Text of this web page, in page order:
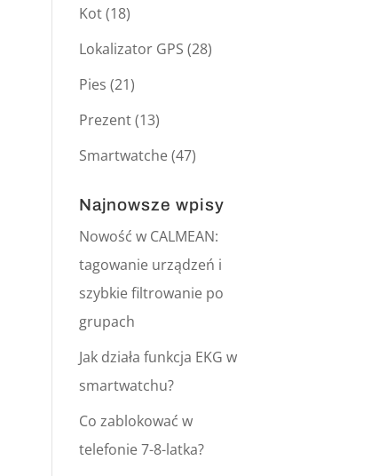
Kot(18)
Lokalizator GPS (28)
Pies (21)
Prezent(13)
Smartwatche(47)
Najnowsze wpisy
Nowość w CALMEAN:
tagowanie urządzeń i
szybkie filtrowanie po
grupach
Jak działa funkcja EKG w
smartwatchu?
Co zablokować w
telefonie 7-8-latka?